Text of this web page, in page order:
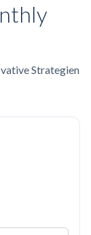
Strategien